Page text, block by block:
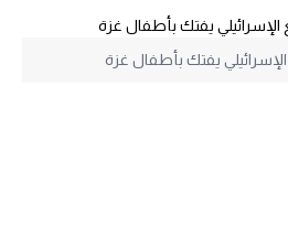
يفتك بأطفال غزة